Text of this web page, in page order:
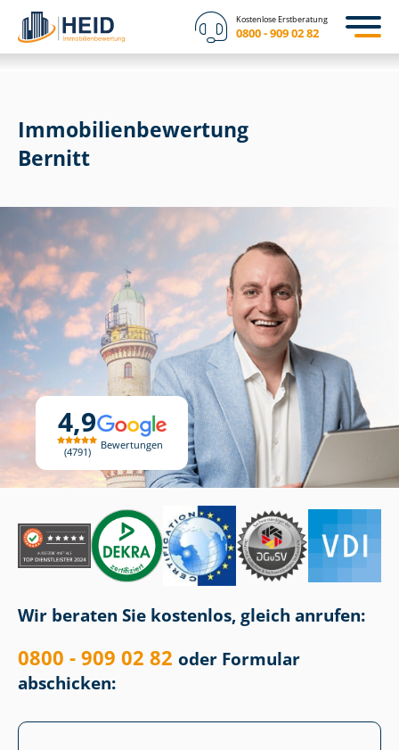
Kostenlose Erstberatung
0800 - 909 02 82
4,9
4791
Bewertungen
Immobilien­bewertung
Bernitt
Wir beraten Sie kostenlos, gleich anrufen:
0800 - 909 02 82 oder Formular
abschicken: